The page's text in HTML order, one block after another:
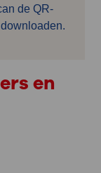
de QR-
en